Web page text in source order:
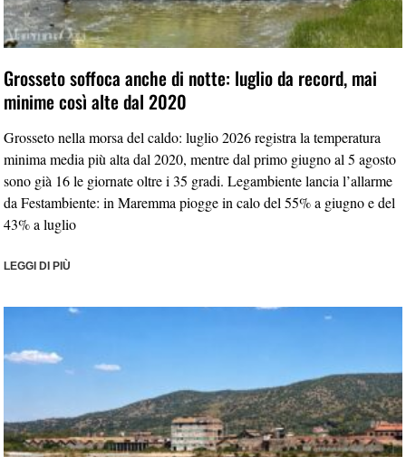
Grosseto soffoca anche di notte: luglio da record, mai
minime così alte dal 2020
Grosseto nella morsa del caldo: luglio 2026 registra la temperatura
minima media più alta dal 2020, mentre dal primo giugno al 5 agosto
sono già 16 le giornate oltre i 35 gradi. Legambiente lancia l’allarme
da Festambiente: in Maremma piogge in calo del 55% a giugno e del
43% a luglio
LEGGI DI PIÙ